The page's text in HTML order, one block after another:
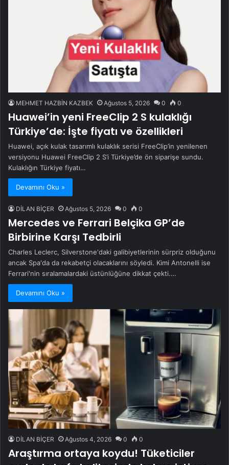
MEHMET HAZBİN KAZBEK Ağustos 5, 2026 0 0
Huawei’in yeni FreeClip 2 S kulaklığı
Türkiye’de: İşte fiyatı ve özellikleri
Huawei, açık kulak tasarımlı kulaklık serisi FreeClip’in yenilenen
versiyonu Huawei FreeClip 2 S’i Türkiye’de ön siparişe sundu.
Kulaklığın Türkiye fiyatı…
Devamını Oku »
DİLAN BİÇER Ağustos 5, 2026 0 0
Mercedes ve Ferrari Belçika GP’de
Birbirine Karşı Tedbirli
Charles Leclerc, Silverstone'daki galibiyetlerinin sürpriz olduğunu
ancak Spa'da da rekabetçi olacaklarını söyledi. Kimi Antonelli ise
Ferrari'nin sıralamalardaki üstünlüğüne dikkat çekti.…
Devamını Oku »
DİLAN BİÇER Ağustos 4, 2026 0 0
Araştırma ortaya koydu! Tüketiciler